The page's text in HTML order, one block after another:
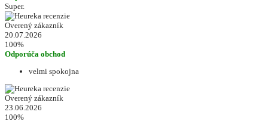
Super.
Overený zákazník
20.07.2026
100%
Odporúča obchod
velmi spokojna
Overený zákazník
23.06.2026
100%